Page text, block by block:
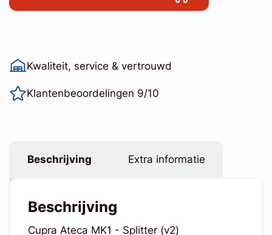
Kwaliteit, service & vertrouwd
Klantenbeoordelingen 9/10
Beschrijving Extra informatie
Beschrijving
Cupra Ateca MK1 - Splitter (v2)